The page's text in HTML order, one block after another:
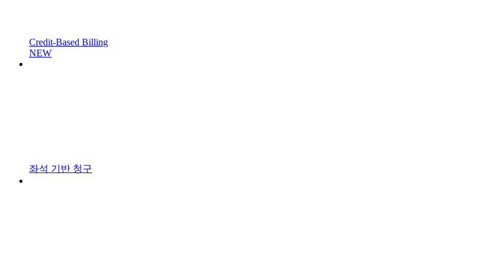
Credit-Based Billing
NEW
좌석 기반 청구